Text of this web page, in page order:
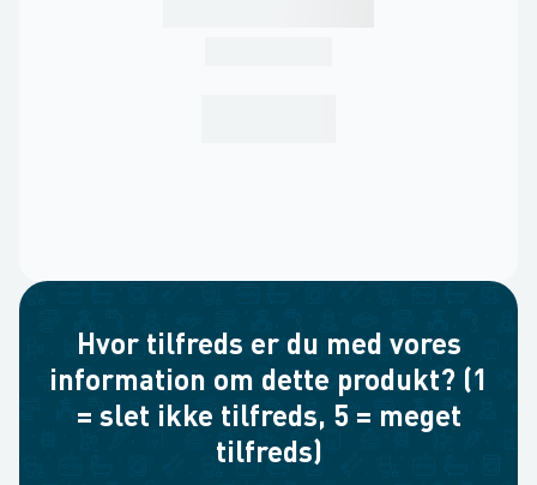
Hvor tilfreds er du med vores
information om dette produkt? (1
= slet ikke tilfreds, 5 = meget
tilfreds)